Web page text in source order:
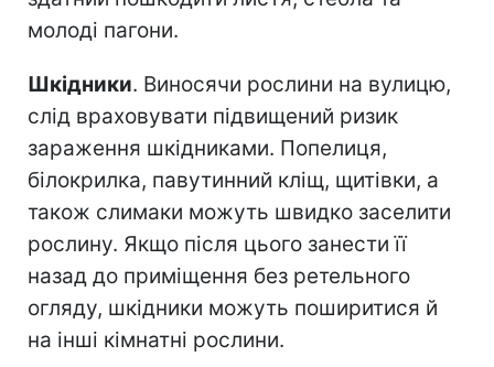
молоді пагони.
Шкідники. Виносячи рослини на вулицю,
слід враховувати підвищений ризик
зараження шкідниками. Попелиця,
білокрилка, павутинний кліщ, щитівки, а
також слимаки можуть швидко заселити
рослину. Якщо після цього занести її
назад до приміщення без ретельного
огляду, шкідники можуть поширитися й
на інші кімнатні рослини.